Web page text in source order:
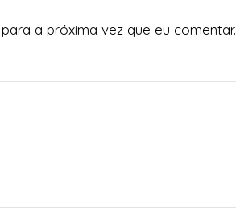
a próxima vez que eu comentar.